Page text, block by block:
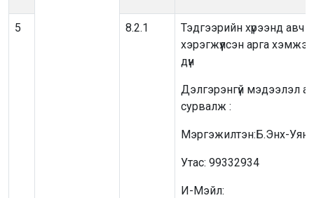
5 8.2.1
Тэдгээрийн хүрээнд авч
хэрэгжүүлсэн арга хэмжээ,
дүн
Дэлгэрэнгүй мэдээлэл
сурвалж :
Мэргэжилтэн:Б.Энх-
Утас: 99332934
И-Мэйл: